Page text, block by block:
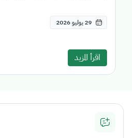
29 يوليو 2026
اقرأ المزيد